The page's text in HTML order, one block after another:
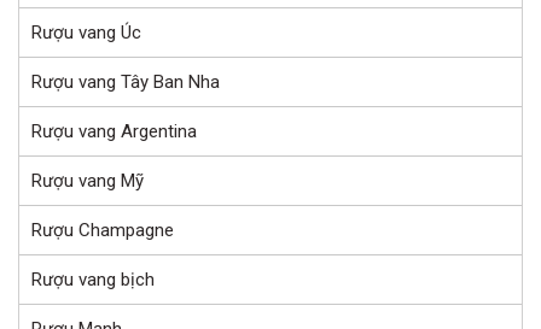
Rượu vang Úc
Rượu vang Tây Ban Nha
Rượu vang Argentina
Rượu vang Mỹ
Rượu Champagne
Rượu vang bịch